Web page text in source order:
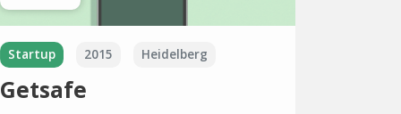
Startup 2015 Heidelberg
Getsafe